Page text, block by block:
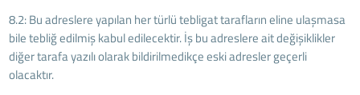
8.2: Bu adreslere yapılan her türlü tebligat tarafların eline ulaşmasa
bile tebliğ edilmiş kabul edilecektir. İş bu adreslere ait değişiklikler
diğer tarafa yazılı olarak bildirilmedikçe eski adresler geçerli
olacaktır.